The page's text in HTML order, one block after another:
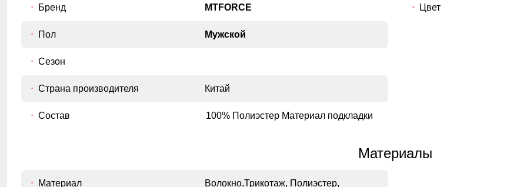
Бренд MTFORCE
Пол Мужской
Сезон
Страна производителя Китай
Цвет
Состав 100% Полиэстер Материал подкладки
Материалы
Материал
Волокно,Трикотаж, Полиэстер,